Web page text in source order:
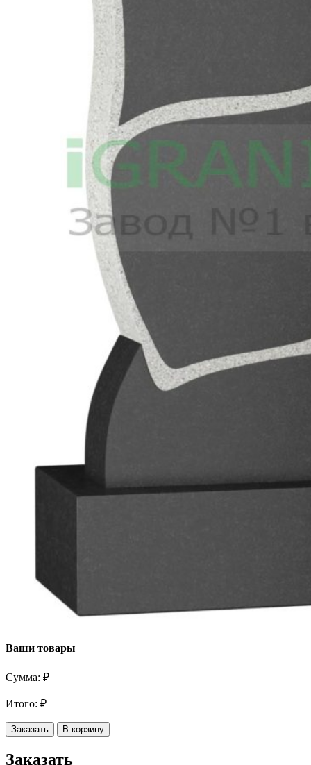
Ваши товары
Сумма: ₽
Итого: ₽
Заказать В корзину
Заказать